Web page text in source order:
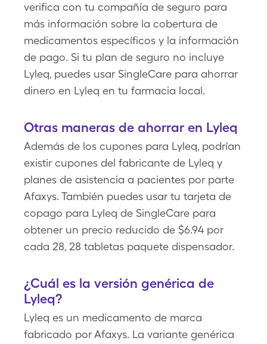
verifica con tu compañía de seguro para
más información sobre la cobertura de
medicamentos específicos y la información
de pago. Si tu plan de seguro no incluye
Lyleq, puedes usar SingleCare para ahorrar
dinero en Lyleq en tu farmacia local.
Otras maneras de ahorrar en Lyleq
Además de los cupones para Lyleq, podrían
existir cupones del fabricante de Lyleq y
planes de asistencia a pacientes por parte
Afaxys. También puedes usar tu tarjeta de
copago para Lyleq de SingleCare para
obtener un precio reducido de $6.94 por
cada 28, 28 tabletas paquete dispensador.
¿Cuál es la versión genérica de
Lyleq?
Lyleq es un medicamento de marca
fabricado por Afaxys. La variante genérica